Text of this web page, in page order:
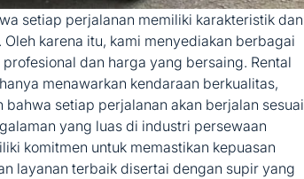
setiap perjalanan memiliki karakteristik dan
karena itu, kami menyediakan berbagai
dan harga yang bersaing. Rental
menawarkan kendaraan berkualitas,
setiap perjalanan akan berjalan sesuai
yang luas di industri persewaan
komitmen untuk memastikan kepuasan
layanan terbaik disertai dengan supir yang